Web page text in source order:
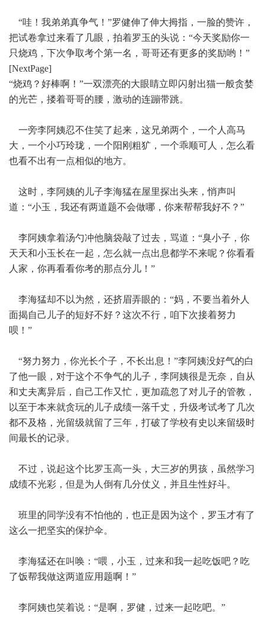
“哇！我弟弟真争气！”罗健伸了伸大拇指，一脸的赞许，
把试卷拿过来看了几眼，拍着罗玉的头说：“今天奖励你一
只烧鸡，下次争取考个第一名，哥哥还有更多的奖励哟！”
[NextPage]
“烧鸡？好棒啊！”一双漂亮的大眼睛立即闪射出猫一般贪婪
的光芒，搂着哥哥的腰，激动的连蹦带跳。
一旁李阿姨忍不住笑了起来，这兄弟两个，一个人高马
大，一个小巧玲珑，一个阳刚粗犷，一个乖顺可人，怎么看
也看不出有一点相似的地方。
这时，李阿姨的儿子李海猛在屋里探出头来，悄声叫
道：“小玉，我还有两道题不会做哪，你来帮帮我好不？”
李阿姨拿着汤勺冲他脑袋敲了过去，骂道：“臭小子，你
天天和小玉长在一起，怎么就一点出息都学不来呢？你看看
人家，你再看看你考的那点分儿！”
李海猛却不以为然，还挤眉弄眼的：“妈，不要当着外人
面揭自己儿子的短好不好？这次不行，咱下次接着努力
呗！”
“努力努力，你光长个子，不长出息！”李阿姨没好气的白
了他一眼，对于这个不争气的儿子，李阿姨很是无奈，自从
和丈夫离异后，自己工作又忙，更加疏忽了对儿子的管教，
以至于本来就贪玩的儿子成绩一落千丈，升级考试考了几次
都不及格，光留级就留了三年，打破了学校有史以来留级时
间最长的记录。
不过，说起这个比罗玉高一头，大三岁的男孩，虽然学习
成绩不光彩，但是为人倒有几分仗义，并且生性好斗。
班里的同学没有不怕他的，也正是因为这个，罗玉才有了
这么一把坚实的保护伞。
李海猛还在叫唤：“喂，小玉，过来和我一起吃饭吧？吃
了饭帮我做这两道应用题啊！”
李阿姨也笑着说：“是啊，罗健，过来一起吃吧。”